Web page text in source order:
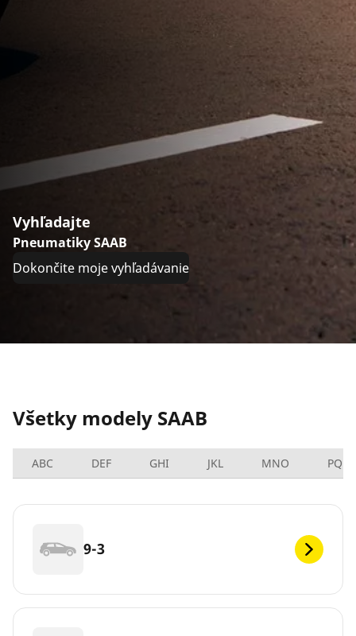
Vyhľadajte
Pneumatiky SAAB
Dokončite moje vyhľadávanie
Všetky modely SAAB
ABC DEF GHI JKL MNO PQRS
9-3